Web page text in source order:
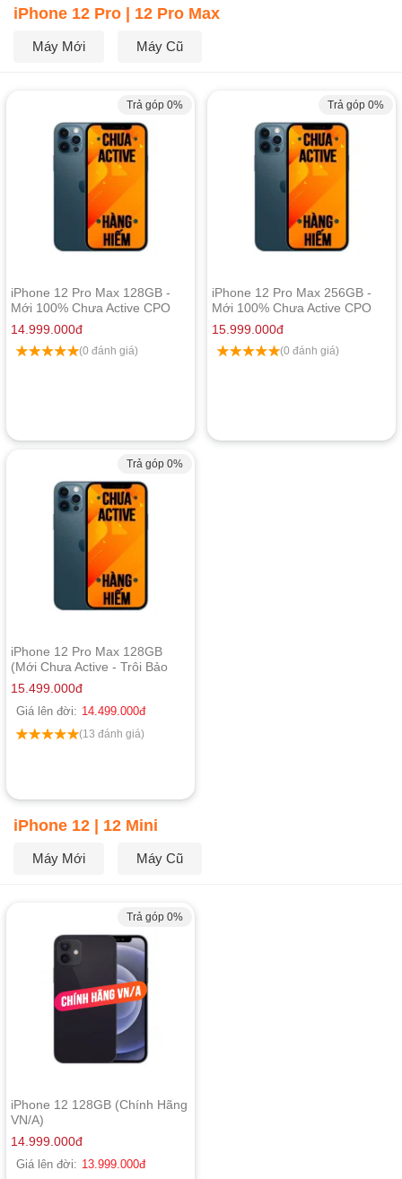
iPhone 12 Pro | 12 Pro Max
Máy Mới Máy Cũ
Trả góp 0%
iPhone 12 Pro Max 128GB -
Mới 100% Chưa Active CPO
14.999.000đ
(0 đánh giá)
Trả góp 0%
iPhone 12 Pro Max 256GB -
Mới 100% Chưa Active CPO
15.999.000đ
(0 đánh giá)
Trả góp 0%
iPhone 12 Pro Max 128GB
(Mới Chưa Active - Trôi Bảo
Hành)
15.499.000đ
Giá lên đời: 14.499.000đ
(13 đánh giá)
iPhone 12 | 12 Mini
Máy Mới Máy Cũ
Trả góp 0%
iPhone 12 128GB (Chính Hãng
VN/A)
14.999.000đ
Giá lên đời: 13.999.000đ